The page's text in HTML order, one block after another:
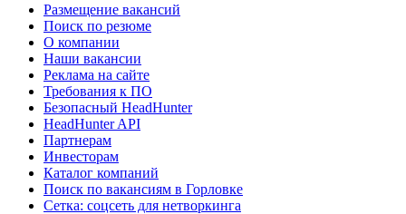
Размещение вакансий
Поиск по резюме
О компании
Наши вакансии
Реклама на сайте
Требования к ПО
Безопасный HeadHunter
HeadHunter API
Партнерам
Инвесторам
Каталог компаний
Поиск по вакансиям в Горловке
Сетка: соцсеть для нетворкинга